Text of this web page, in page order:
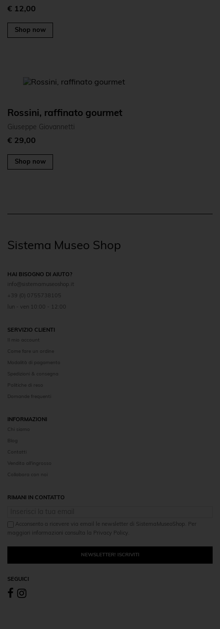
€ 12,00
Shop now
Rossini, raffinato gourmet
Giuseppe Giovannetti
€ 29,00
Shop now
Sistema Museo Shop
HAI BISOGNO DI AIUTO?
info@sistemamuseoshop.it
+39 (0) 0755738105
lun - ven 10:00 - 12:00
SERVIZIO CLIENTI
Il mio account
Come fare un ordine
Modalità di pagamento
Spedizioni & consegna
Politiche di reso
Domande frequenti
INFORMAZIONI
Chi siamo
Blog
Contatti
Vendita all'ingrosso
Collabora con noi
RIMANI IN CONTATTO
Acconsento a ricevere via email le newsletter di SistemaMuseoShop. Per
maggiori informazioni consulta la Privacy Policy.
NEWSLETTER! ISCRIVITI
SEGUICI